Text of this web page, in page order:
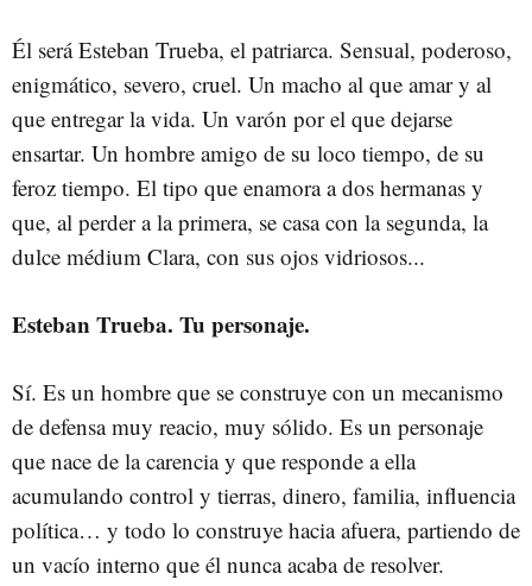
Él será Esteban Trueba, el patriarca. Sensual, poderoso,
enigmático, severo, cruel. Un macho al que amar y al
que entregar la vida. Un varón por el que dejarse
ensartar. Un hombre amigo de su loco tiempo, de su
feroz tiempo. El tipo que enamora a dos hermanas y
que, al perder a la primera, se casa con la segunda, la
dulce médium Clara, con sus ojos vidriosos...
Esteban Trueba. Tu personaje.
Sí. Es un hombre que se construye con un mecanismo
de defensa muy reacio, muy sólido. Es un personaje
que nace de la carencia y que responde a ella
acumulando control y tierras, dinero, familia, influencia
política… y todo lo construye hacia afuera, partiendo de
un vacío interno que él nunca acaba de resolver.